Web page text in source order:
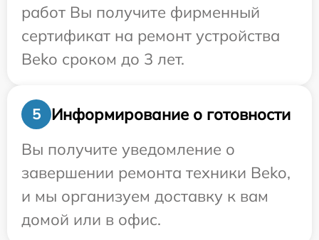
работ Вы получите фирменный
сертификат на ремонт устройства
Beko сроком до 3 лет.
5
Информирование о готовности
Вы получите уведомление о
завершении ремонта техники Beko,
и мы организуем доставку к вам
домой или в офис.